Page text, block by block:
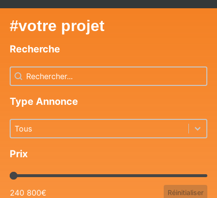
#votre projet
Recherche
Recherche
Recherche
Type Annonce
Type Annonce
Type Annonce
Type Annonce
Prix
Prix
240 800€ Réinitialiser